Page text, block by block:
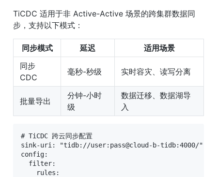
TiCDC 适用于非 Active-Active 场景的跨集群数据同
步，支持以下模式：
同步模式 延迟
适用场景
同步
CDC
毫秒-秒级 实时容灾、读写分离
批量导出
分钟-小时
级
数据迁移、数据湖导
入
# TiCDC 跨云同步配置
sink-uri: "tidb://user:pass@cloud-b-tidb:4000/"
config:
  filter:
    rules: